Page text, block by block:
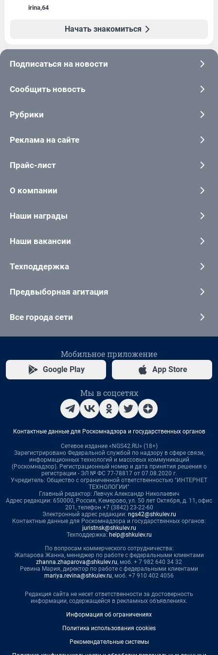
irina,64
Начать знакомиться
Подписаться на новости
Сообщить новость
Рубрики
Реклама на сайте
Прайс-лист
О компании
Наши награды
Наши вакансии
Техподдержка
Предвыборная агитация
Все города сети
Мобильное приложение
Google Play App Store
Мы в соцсетях
Контактные данные для Роскомнадзора и государственных органов
Сетевое издание «NGS42.RU» (18+)
Зарегистрировано Федеральной службой по надзору в сфере связи,
информационных технологий и массовых коммуникаций
(Роскомнадзор). Регистрационный номер и дата принятия решения о
регистрации - ЭЛ № ФС 77-78817 от 07.08.2020 г.
Учредитель: Общество с ограниченной ответственностью "ИНТЕРНЕТ
ТЕХНОЛОГИИ"
Главный редактор: Левчук Александр Николаевич
Адрес редакции: 650000, Россия, Кемерово, ул. 50 лет Октября, д. 11, офис
201, телефон +7 (3842) 23-22-60
Электронный адрес редакции: ngs42@shkulev.ru
Контактные данные для Роскомнадзора и государственных органов:
juristnsk@shkulev.ru
Техподдержка: help@shkulev.ru
По вопросам коммерческого сотрудничества:
Жапарова Жанна, менеджер по работе с федеральными клиентами
zhanna.zhaparova@shkulev.ru, моб. + 7 982 640 34 32
Ревина Мария, директор по работе с федеральными клиентами
mariya.revina@shkulev.ru, моб. +7 910 402 4056
Редакция сайта не несет ответственности за достоверность
информации, содержащейся в рекламных объявлениях.
Информация об ограничениях
Политика использования cookies
Рекомендательные системы